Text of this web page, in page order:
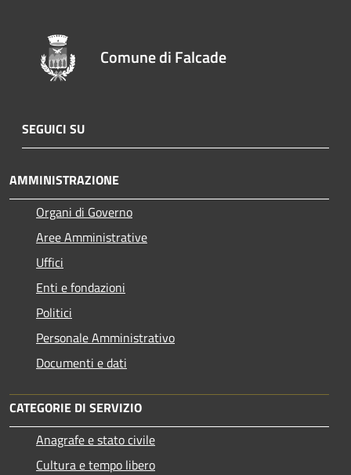
Comune di Falcade
SEGUICI SU
AMMINISTRAZIONE
Organi di Governo
Aree Amministrative
Uffici
Enti e fondazioni
Politici
Personale Amministrativo
Documenti e dati
CATEGORIE DI SERVIZIO
Anagrafe e stato civile
Cultura e tempo libero